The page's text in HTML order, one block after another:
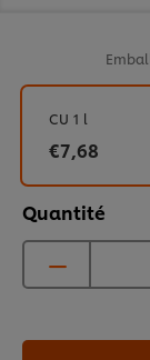
Quantité
CU 1 l
€7,68